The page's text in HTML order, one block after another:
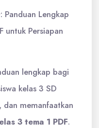
lengkap bagi
kelas 3 SD
memanfaatkan
3 tema 1 PDF.